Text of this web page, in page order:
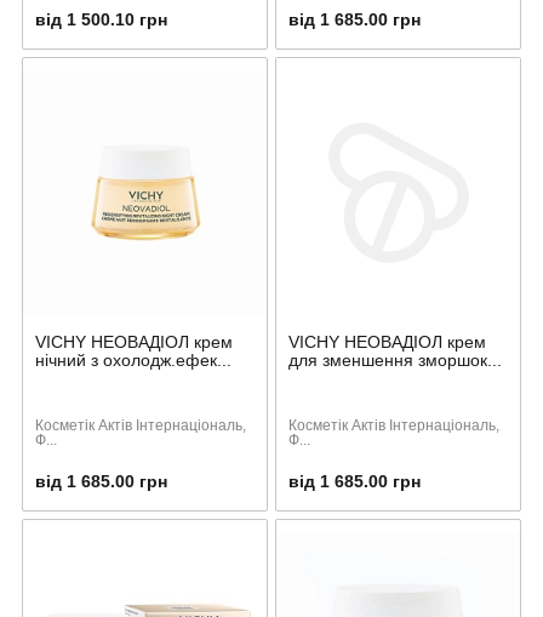
від 1 500.10 грн від 1 685.00 грн
VICHY НЕОВАДІОЛ крем
нічний з охолодж.ефек...
Косметік Актів Інтернаціональ,
Ф...
від 1 685.00 грн
VICHY НЕОВАДІОЛ крем
для зменшення зморшок...
Косметік Актів Інтернаціональ,
Ф...
від 1 685.00 грн